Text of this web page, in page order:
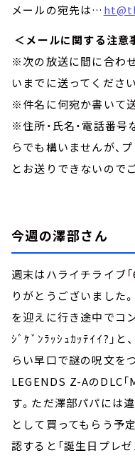
メールの宛先は…
＜メールに関する注意
※次の放送に間に合わ
いまでに送ってください
※件名に何宛か書いて
※住所・氏名・電話番
らでも構いませんが、
とお送りできないので
今週の澤部さん
週末はハライチライブ
りがとうございました
を迎えに行き途中でコ
ｼﾞｹﾞﾝﾗｯｼｭｶｯﾃｲｲ?」と
らい早口で謎の呪文を
LEGENDS Z-AのDLC
す。ただ澤部パパには
として買ってもらう予
認すると「誕生日プレ